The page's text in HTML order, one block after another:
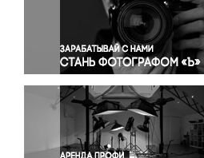
Политика
Правосудие
Происшествия и конфликты
Религия
Светская жизнь
Спорт
Экология
Экономика и бизнес